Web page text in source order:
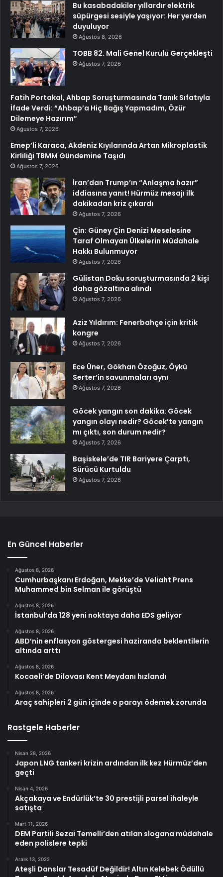
Bu kasabadakiler yıllardır elektrik
süpürgesi sesiyle yaşıyor: Her yerden
duyuluyor
Ağustos 8, 2026
TOBB 82. Mali Genel Kurulu Gerçekleşti
Ağustos 7, 2026
Fatih Portakal, Ahbap Soruşturmasında Tanık Sıfatıyla
İfade Verdi: “Ahbap’a Hiç Bağış Yapmadım, Özür
Dilemeye Hazırım”
Ağustos 7, 2026
Emep’li Karaca, Akdeniz Kıyılarında Artan Mikroplastik
Kirliliği TBMM Gündemine Taşıdı
Ağustos 7, 2026
İran’dan Trump’ın “Anlaşma hazır”
iddiasına yanıt! Hürmüz mesajı ilk
dakikadan kriz çıkardı
Ağustos 7, 2026
Çin: Güney Çin Denizi Meselesine
Taraf Olmayan Ülkelerin Müdahale
Hakkı Bulunmuyor
Ağustos 7, 2026
Gülistan Doku soruşturmasında 2 kişi
daha gözaltına alındı
Ağustos 7, 2026
Aziz Yıldırım: Fenerbahçe için kritik
kongre
Ağustos 7, 2026
Ece Üner, Gökhan Özoğuz, Öykü
Serter’in savunmaları aynı
Ağustos 7, 2026
Göcek yangın son dakika: Göcek
yangın olayı nedir? Göcek’te yangın
mı çıktı, son durum nedir?
Ağustos 7, 2026
Başiskele’de TIR Bariyere Çarptı,
Sürücü Kurtuldu
Ağustos 7, 2026
En Güncel Haberler
Ağustos 8, 2026
Cumhurbaşkanı Erdoğan, Mekke’de Veliaht Prens
Muhammed bin Selman ile görüştü
Ağustos 8, 2026
İstanbul’da 128 yeni noktaya daha EDS geliyor
Ağustos 8, 2026
ABD’nin enflasyon göstergesi haziranda beklentilerin
altında arttı
Ağustos 8, 2026
Kocaeli’de Dilovası Kent Meydanı hızlandı
Ağustos 8, 2026
Araç sahipleri 2 gün içinde o parayı ödemek zorunda
Rastgele Haberler
Nisan 28, 2026
Japon LNG tankeri krizin ardından ilk kez Hürmüz’den
geçti
Nisan 4, 2026
Akçakaya ve Endürlük’te 30 prestijli parsel ihaleyle
satışta
Mart 11, 2026
DEM Partili Sezai Temelli’den atılan slogana müdahale
eden polislere tepki
Aralık 13, 2022
Ateşli Danslar Tesadüf Değildir! Altın Kelebek Ödüllü